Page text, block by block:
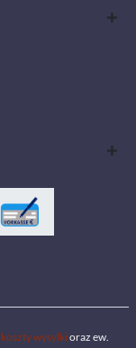
koszty wysyłki oraz ew.